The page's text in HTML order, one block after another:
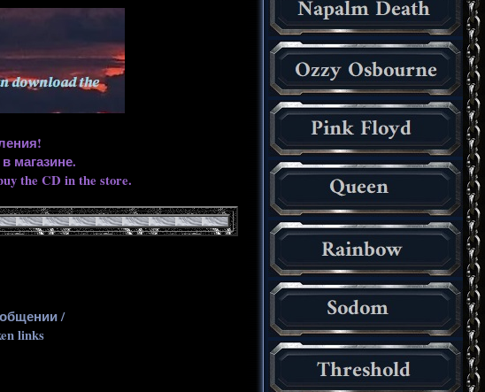
магазине.
the CD in the store.
/
links